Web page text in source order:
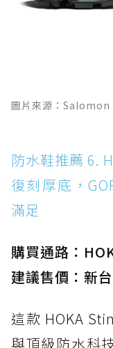
圖片來源：Salomon
防水鞋推薦 6.
復刻厚底，
滿足
購買通路：
建議售價：新
這款 HOKA
與頂級防水科